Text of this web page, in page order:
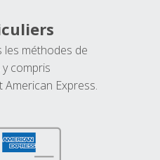
les méthodes de
compris
American Express.